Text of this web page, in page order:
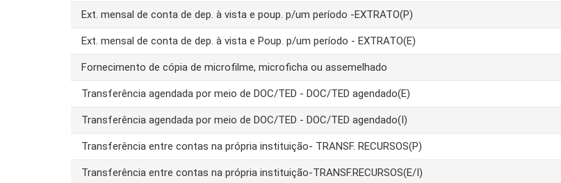
Ext. mensal de conta de dep. à vista e poup. p/um período -EXTRATO(P)
Ext. mensal de conta de dep. à vista e Poup. p/um período - EXTRATO(E)
Fornecimento de cópia de microfilme, microficha ou assemelhado
Transferência agendada por meio de DOC/TED - DOC/TED agendado(E)
Transferência agendada por meio de DOC/TED - DOC/TED agendado(I)
Transferência entre contas na própria instituição- TRANSF. RECURSOS(P)
Transferência entre contas na própria instituição-TRANSF.RECURSOS(E/I)